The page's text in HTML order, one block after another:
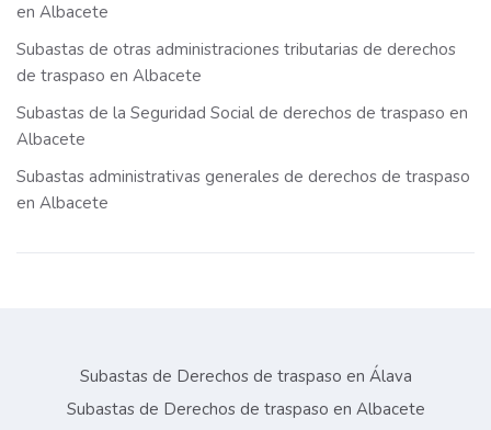
en Albacete
Subastas de otras administraciones tributarias de derechos
de traspaso en Albacete
Subastas de la Seguridad Social de derechos de traspaso en
Albacete
Subastas administrativas generales de derechos de traspaso
en Albacete
Subastas de Derechos de traspaso en Álava
Subastas de Derechos de traspaso en Albacete